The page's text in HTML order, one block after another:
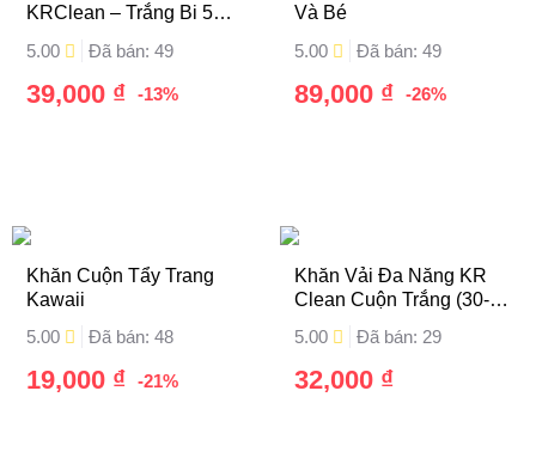
KRClean – Trắng Bi 50
5.00 Đã bán: 49
39,000 ₫ -13%
Và Bé
5.00
Đã bán: 49
89,000 ₫ -26%
Khăn Cuộn Tẩy Trang
Kawaii
5.00
Đã bán: 48
19,000 ₫ -21%
Khăn Vải Đa Năng KR
Clean Cuộn Trắng (30-
5.00 Đã bán: 29
32,000 ₫